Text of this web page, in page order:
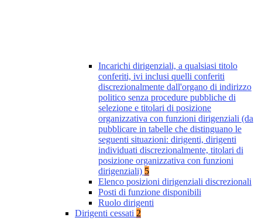
Incarichi dirigenziali, a qualsiasi titolo
conferiti, ivi inclusi quelli conferiti
discrezionalmente dall'organo di indirizzo
politico senza procedure pubbliche di
selezione e titolari di posizione
organizzativa con funzioni dirigenziali (da
pubblicare in tabelle che distinguano le
seguenti situazioni: dirigenti, dirigenti
individuati discrezionalmente, titolari di
posizione organizzativa con funzioni
dirigenziali) 5
Elenco posizioni dirigenziali discrezionali
Posti di funzione disponibili
Ruolo dirigenti
Dirigenti cessati 2